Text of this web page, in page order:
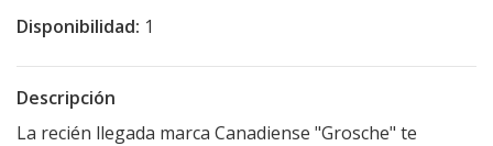
Disponibilidad: 1
Descripción
La recién llegada marca Canadiense "Grosche" te